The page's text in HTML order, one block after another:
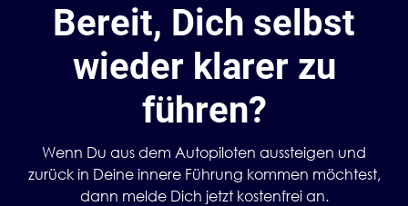
Bereit, Dich selbst
wieder klarer zu
führen?
Wenn Du aus dem Autopiloten aussteigen und
zurück in Deine innere Führung kommen möchtest,
dann melde Dich jetzt kostenfrei an.